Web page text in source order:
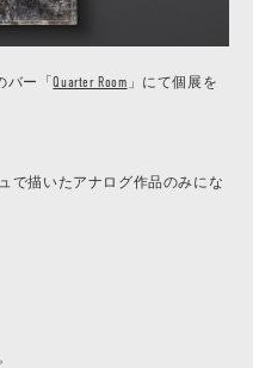
バー「Quarter Room 」にて個展を
で描いたアナログ作品のみにな